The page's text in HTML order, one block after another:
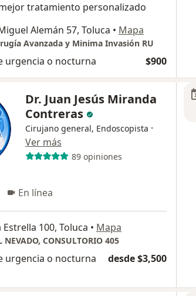
tratamiento personalizado
Alemán 57, Toluca • Mapa
Avanzada y Minima Invasión RU
urgencia o nocturna $900
Dr. Juan Jesús Miranda
Contreras
Cirujano general, Endoscopista ·
Ver más
89 opiniones
En línea
Estrella 100, Toluca • Mapa
NEVADO, CONSULTORIO 405
urgencia o nocturna desde $3,500